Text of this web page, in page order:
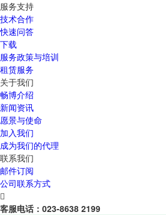
服务支持
技术合作
快速问答
下载
服务政策与培训
租赁服务
关于我们
畅博介绍
新闻资讯
愿景与使命
加入我们
成为我们的代理
联系我们
邮件订阅
公司联系方式

客服电话： 023-8638 2199